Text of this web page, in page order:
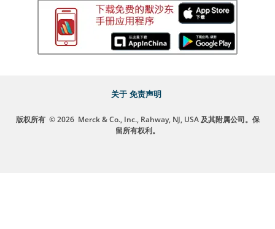
关于 免责声明
版权所有 © 2026 Merck & Co., Inc., Rahway, NJ, USA 及其附属公司。保
留所有权利。